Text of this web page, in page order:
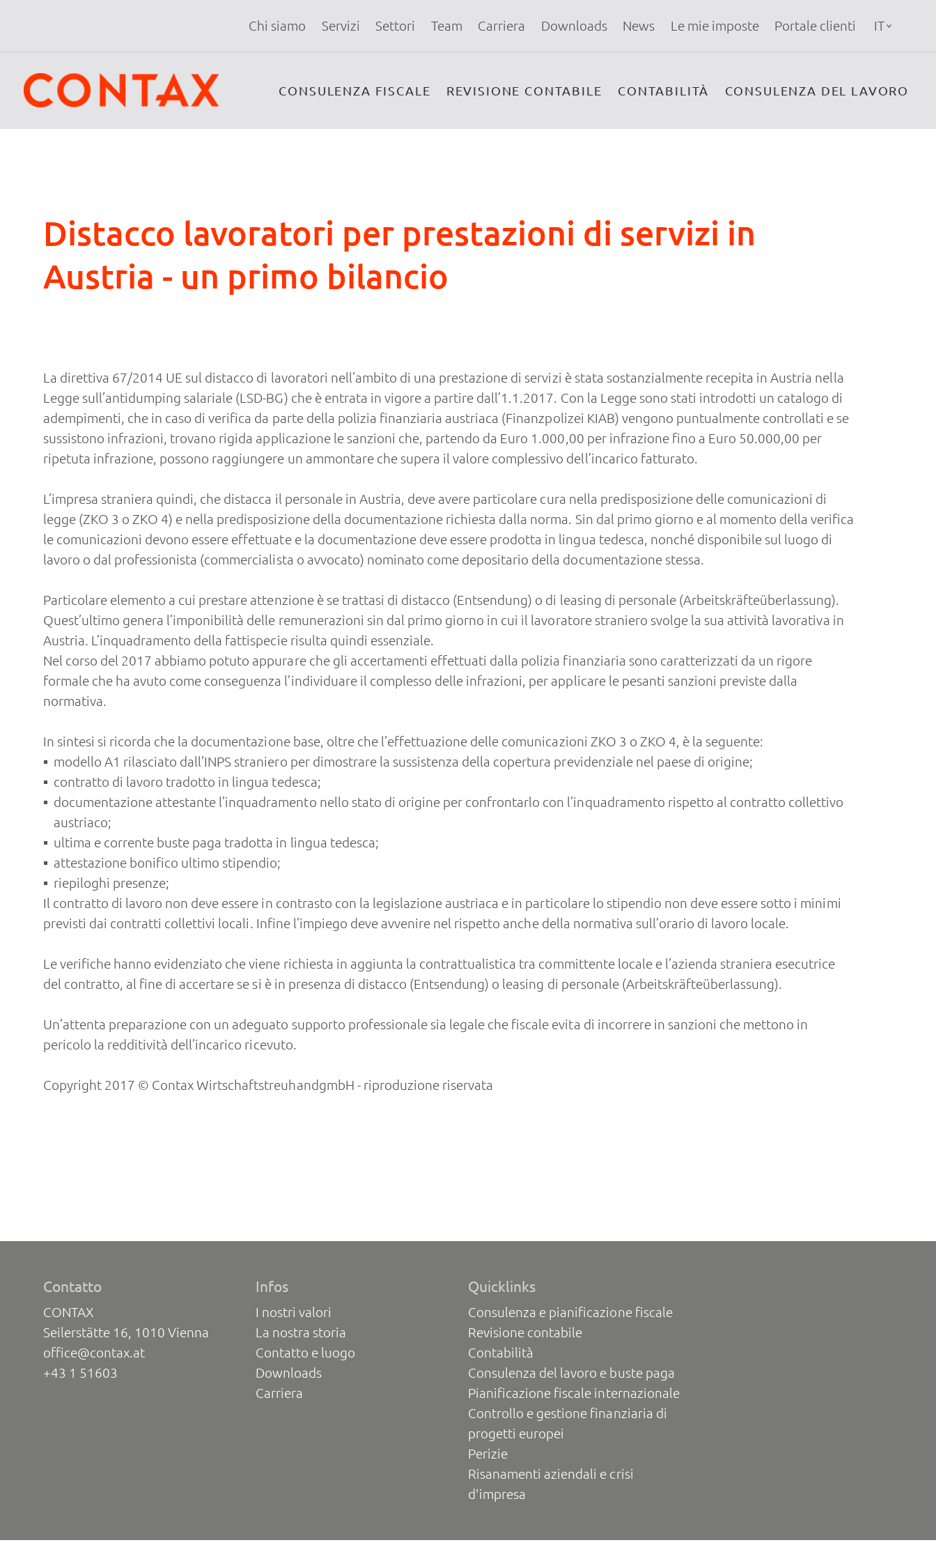
Chi siamo Servizi Settori Team Carriera Downloads News Le mie imposte Portale clienti IT
CONSULENZA FISCALE REVISIONE CONTABILE CONTABILITÀ CONSULENZA DEL LAVORO
Distacco lavoratori per prestazioni di servizi in
Austria - un primo bilancio
La direttiva 67/2014 UE sul distacco di lavoratori nell’ambito di una prestazione di servizi è stata sostanzialmente recepita in Austria nella
Legge sull’antidumping salariale (LSD-BG) che è entrata in vigore a partire dall’1.1.2017. Con la Legge sono stati introdotti un catalogo di
adempimenti, che in caso di verifica da parte della polizia finanziaria austriaca (Finanzpolizei KIAB) vengono puntualmente controllati e se
sussistono infrazioni, trovano rigida applicazione le sanzioni che, partendo da Euro 1.000,00 per infrazione fino a Euro 50.000,00 per
ripetuta infrazione, possono raggiungere un ammontare che supera il valore complessivo dell’incarico fatturato.
L’impresa straniera quindi, che distacca il personale in Austria, deve avere particolare cura nella predisposizione delle comunicazioni di
legge (ZKO 3 o ZKO 4) e nella predisposizione della documentazione richiesta dalla norma. Sin dal primo giorno e al momento della verifica
le comunicazioni devono essere effettuate e la documentazione deve essere prodotta in lingua tedesca, nonché disponibile sul luogo di
lavoro o dal professionista (commercialista o avvocato) nominato come depositario della documentazione stessa.
Particolare elemento a cui prestare attenzione è se trattasi di distacco (Entsendung) o di leasing di personale (Arbeitskräfteüberlassung).
Quest’ultimo genera l’imponibilità delle remunerazioni sin dal primo giorno in cui il lavoratore straniero svolge la sua attività lavorativa in
Austria. L’inquadramento della fattispecie risulta quindi essenziale.
Nel corso del 2017 abbiamo potuto appurare che gli accertamenti effettuati dalla polizia finanziaria sono caratterizzati da un rigore
formale che ha avuto come conseguenza l’individuare il complesso delle infrazioni, per applicare le pesanti sanzioni previste dalla
normativa.
In sintesi si ricorda che la documentazione base, oltre che l’effettuazione delle comunicazioni ZKO 3 o ZKO 4, è la seguente:
modello A1 rilasciato dall’INPS straniero per dimostrare la sussistenza della copertura previdenziale nel paese di origine;
contratto di lavoro tradotto in lingua tedesca;
documentazione attestante l’inquadramento nello stato di origine per confrontarlo con l’inquadramento rispetto al contratto collettivo
austriaco;
ultima e corrente buste paga tradotta in lingua tedesca;
attestazione bonifico ultimo stipendio;
riepiloghi presenze;
Il contratto di lavoro non deve essere in contrasto con la legislazione austriaca e in particolare lo stipendio non deve essere sotto i minimi
previsti dai contratti collettivi locali. Infine l’impiego deve avvenire nel rispetto anche della normativa sull’orario di lavoro locale.
Le verifiche hanno evidenziato che viene richiesta in aggiunta la contrattualistica tra committente locale e l’azienda straniera esecutrice
del contratto, al fine di accertare se si è in presenza di distacco (Entsendung) o leasing di personale (Arbeitskräfteüberlassung).
Un’attenta preparazione con un adeguato supporto professionale sia legale che fiscale evita di incorrere in sanzioni che mettono in
pericolo la redditività dell’incarico ricevuto.
Copyright 2017 © Contax WirtschaftstreuhandgmbH - riproduzione riservata
Contatto
CONTAX
Seilerstätte 16, 1010 Vienna
office@contax.at
+43 1 51603
Infos
I nostri valori
La nostra storia
Contatto e luogo
Downloads
Carriera
Quicklinks
Consulenza e pianificazione fiscale
Revisione contabile
Contabilità
Consulenza del lavoro e buste paga
Pianificazione fiscale internazionale
Controllo e gestione finanziaria di
progetti europei
Perizie
Risanamenti aziendali e crisi
d'impresa